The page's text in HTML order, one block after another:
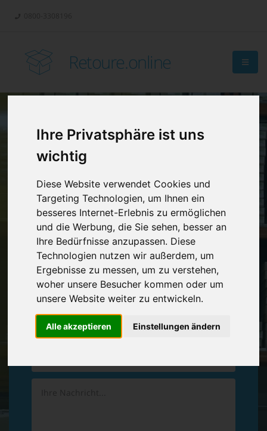
Ihre Privatsphäre ist uns
wichtig
Diese Website verwendet Cookies und
Targeting Technologien, um Ihnen ein
besseres Internet-Erlebnis zu ermöglichen
und die Werbung, die Sie sehen, besser an
Ihre Bedürfnisse anzupassen. Diese
Technologien nutzen wir außerdem, um
Ergebnisse zu messen, um zu verstehen,
woher unsere Besucher kommen oder um
unsere Website weiter zu entwickeln.
Alle akzeptieren Einstellungen ändern
Retoure.online
Retouren-
Management?
Vereinbaren Sie einenRückruf
Hinterlassen Sie uns gern eine persönliche Nachricht.